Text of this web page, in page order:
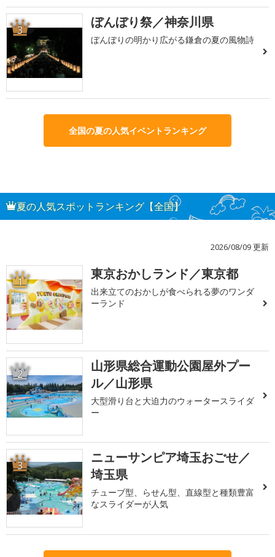
3 ぼんぼり祭／神奈川県
ぼんぼりの明かり広がる鎌倉の夏の風物詩
全国の夏の人気イベントランキング
夏の人気スポットランキング【全国】
2026/08/09 更新
1 東京おかしランド／東京都
出来立てのおかしが食べられる夢のワンダ
ーランド
2
山形県総合運動公園屋外プー
ル／山形県
大型滑り台と大迫力のウォータースライダ
ー
3
ニューサンピア埼玉おごせ／
埼玉県
チューブ型、らせん型、直線型と種類豊富
なスライダーが人気